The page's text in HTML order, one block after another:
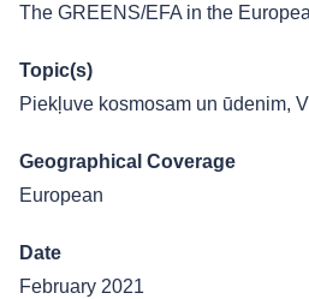
The GREENS/EFA in the
Topic(s)
Piekļuve kosmosam un ūdenim,
Geographical Coverage
European
Date
February 2021